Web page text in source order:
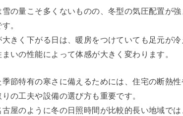
雪の量こそ多くないものの、冬型の気圧配置が
。
大きく下がる日は、暖房をつけていても足元が
まいの性能によって体感が大きく変わります。
季節特有の寒さに備えるためには、住宅の断熱
りの工夫や設備の選び方も重要です。
古屋のように冬の日照時間が比較的長い地域で